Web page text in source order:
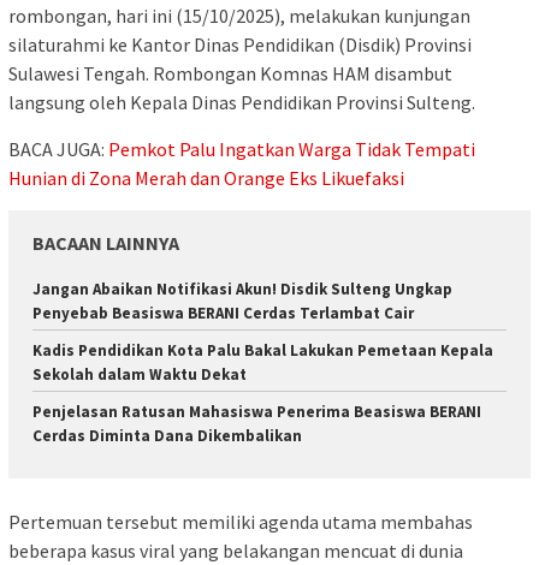
rombongan, hari ini (15/10/2025), melakukan kunjungan
silaturahmi ke Kantor Dinas Pendidikan (Disdik) Provinsi
Sulawesi Tengah. Rombongan Komnas HAM disambut
langsung oleh Kepala Dinas Pendidikan Provinsi Sulteng.
BACA JUGA: Pemkot Palu Ingatkan Warga Tidak Tempati
Hunian di Zona Merah dan Orange Eks Likuefaksi
BACAAN LAINNYA
Jangan Abaikan Notifikasi Akun! Disdik Sulteng Ungkap
Penyebab Beasiswa BERANI Cerdas Terlambat Cair
Kadis Pendidikan Kota Palu Bakal Lakukan Pemetaan Kepala
Sekolah dalam Waktu Dekat
Penjelasan Ratusan Mahasiswa Penerima Beasiswa BERANI
Cerdas Diminta Dana Dikembalikan
Pertemuan tersebut memiliki agenda utama membahas
beberapa kasus viral yang belakangan mencuat di dunia